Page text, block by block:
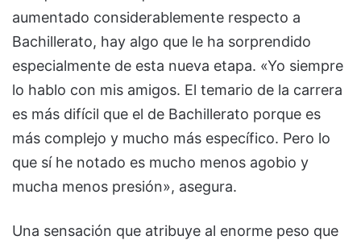
aumentado considerablemente respecto a
Bachillerato, hay algo que le ha sorprendido
especialmente de esta nueva etapa. «Yo siempre
lo hablo con mis amigos. El temario de la carrera
es más difícil que el de Bachillerato porque es
más complejo y mucho más específico. Pero lo
que sí he notado es mucho menos agobio y
mucha menos presión», asegura.
Una sensación que atribuye al enorme peso que